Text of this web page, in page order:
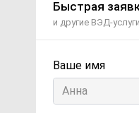
Быстрая
и другие ВЭД-
Ваше имя